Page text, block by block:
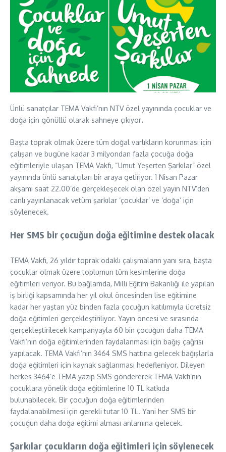
Ünlü sanatçılar TEMA Vakfı’nın NTV özel yayınında çocuklar ve
doğa için gönüllü olarak sahneye çıkıyor.
Başta toprak olmak üzere tüm doğal varlıkların korunması için
çalışan ve bugüne kadar 3 milyondan fazla çocuğa doğa
eğitimleriyle ulaşan TEMA Vakfı, “Umut Yeşerten Şarkılar” özel
yayınında ünlü sanatçıları bir araya getiriyor. 1 Nisan Pazar
akşamı saat 22.00’de gerçekleşecek olan özel yayın NTV’den
canlı yayınlanacak vetüm şarkılar ‘çocuklar’ ve ‘doğa’ için
söylenecek.
Her SMS bir çocuğun doğa eğitimine destek olacak
TEMA Vakfı, 26 yıldır toprak odaklı çalışmaların yanı sıra, başta
çocuklar olmak üzere toplumun tüm kesimlerine doğa
eğitimleri veriyor. Bu bağlamda, Milli Eğitim Bakanlığı ile yapılan
iş birliği kapsamında her yıl okul öncesinden lise eğitimine
kadar her yaştan yüz binden fazla çocuğun katılımıyla ücretsiz
doğa eğitimleri gerçekleştiriliyor. Yayın öncesi ve sırasında
gerçekleştirilecek kampanyayla 60 bin çocuğun daha TEMA
Vakfı’nın doğa eğitimlerinden faydalanması için bağış çağrısı
yapılacak. TEMA Vakfı’nın 3464 SMS hattına gelecek bağışlarla
doğa eğitimleri için kaynak sağlanması hedefleniyor. Dileyen
herkes 3464’e TEMA yazıp SMS göndererek TEMA Vakfı’nın
çocuklara yönelik doğa eğitimlerine 10 TL katkıda
bulunabilecek. Bir çocuğun doğa eğitimlerinden
faydalanabilmesi için gerekli tutar 10 TL. Yani her SMS bir
çocuğun daha doğa eğitimi alması anlamına gelecek.
Şarkılar çocukların doğa eğitimleri için söylenecek